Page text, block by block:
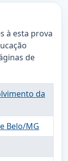
à esta prova
de
da
Belo/MG